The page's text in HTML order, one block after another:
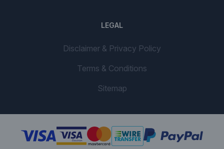
LEGAL
Disclaimer & Privacy Policy
Terms & Conditions
Sitemap